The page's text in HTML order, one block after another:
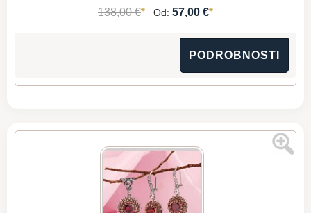
138,00 €* Od: 57,00 €*
PODROBNOSTI